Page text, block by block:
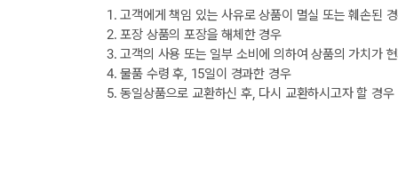
1. 고객에게 책임 있는 사유로 상품이 멸실 또는 훼손된
2. 포장 상품의 포장을 해체한 경우
3. 고객의 사용 또는 일부 소비에 의하여 상품의 가치가
4. 물품 수령 후, 15일이 경과한 경우
5. 동일상품으로 교환하신 후, 다시 교환하시고자 할 경
[8월] 무이자 할부행사 안내